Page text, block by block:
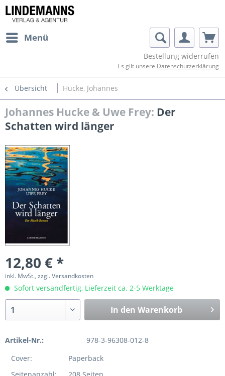
Menü
Bestellung widerrufen
Es gilt unsere Datenschutzerklärung
Übersicht Hucke, Johannes
Johannes Hucke & Uwe Frey: Der
Schatten wird länger
12,80 € *
inkl. MwSt., zzgl. Versandkosten
Sofort versandfertig, Lieferzeit ca. 2-5 Werktage
In den Warenkorb
Artikel-Nr.:
978-3-96308-012-8
Cover:
Paperback